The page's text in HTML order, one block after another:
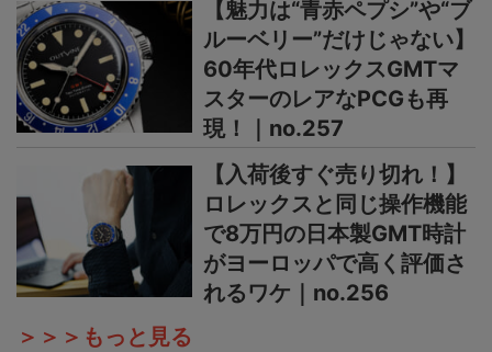
【魅力は“青赤ペプシ”や“ブ
ルーベリー”だけじゃない】
60年代ロレックスGMTマ
スターのレアなPCGも再
現！｜no.257
【入荷後すぐ売り切れ！】
ロレックスと同じ操作機能
で8万円の日本製GMT時計
がヨーロッパで高く評価さ
れるワケ｜no.256
＞＞＞もっと見る